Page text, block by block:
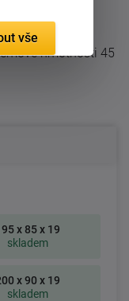
oranžovou
hmotnosti 45
x 85 x 19
skladem
x 90 x 19
skladem
vše